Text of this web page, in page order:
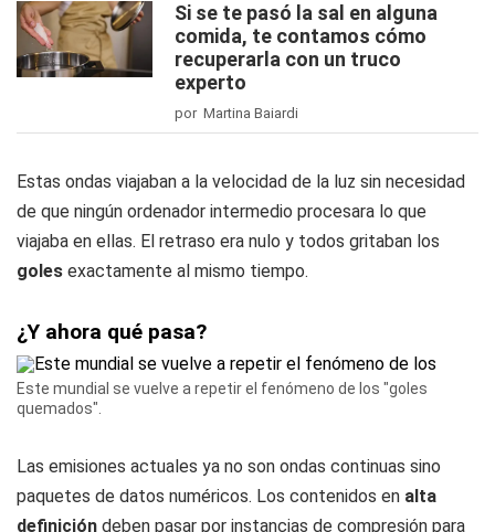
Si se te pasó la sal en alguna
comida, te contamos cómo
recuperarla con un truco
experto
por Martina Baiardi
Estas ondas viajaban a la velocidad de la luz sin necesidad
de que ningún ordenador intermedio procesara lo que
viajaba en ellas. El retraso era nulo y todos gritaban los
goles exactamente al mismo tiempo.
¿Y ahora qué pasa?
Este mundial se vuelve a repetir el fenómeno de los "goles
quemados".
Las emisiones actuales ya no son ondas continuas sino
paquetes de datos numéricos. Los contenidos en alta
definición deben pasar por instancias de compresión para